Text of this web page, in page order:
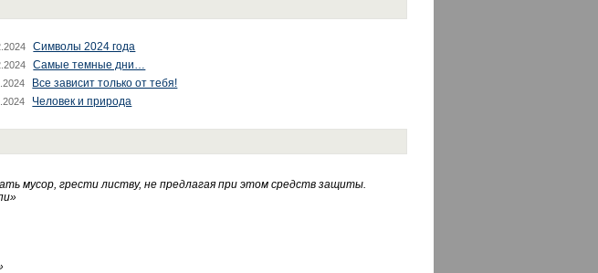
Символы 2024 года
Самые темные дни…
Все зависит только от тебя!
Человек и природа
мусор, грести листву, не предлагая при этом средств защиты.
»